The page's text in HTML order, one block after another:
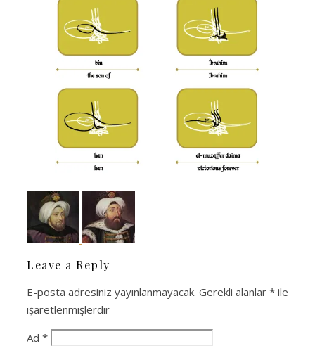
Leave a Reply
E-posta adresiniz yayınlanmayacak. Gerekli alanlar * ile
işaretlenmişlerdir
Ad *